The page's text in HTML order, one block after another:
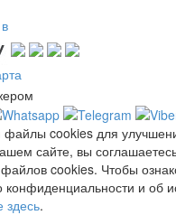
cookies для
сайте, вы
cookies. Чтобы
и об
здесь.